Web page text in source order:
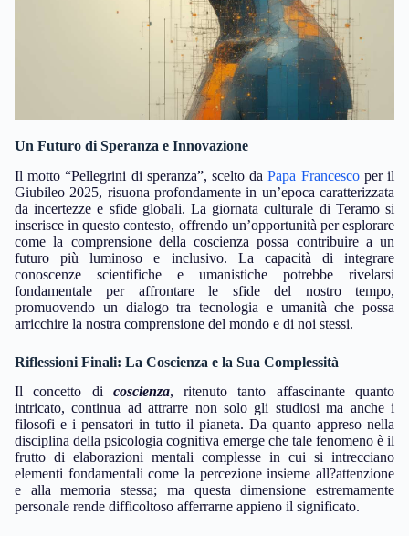
Un Futuro di Speranza e Innovazione
Il motto “Pellegrini di speranza”, scelto daPapa Francescoper il
Giubileo 2025, risuona profondamente in un’epoca caratterizzata
da incertezze e sfide globali. La giornata culturale di Teramo si
inserisce in questo contesto, offrendo un’opportunità per esplorare
come la comprensione della coscienza possa contribuire a un
futuro più luminoso e inclusivo. La capacità di integrare
conoscenze scientifiche e umanistiche potrebbe rivelarsi
fondamentale per affrontare le sfide del nostro tempo,
promuovendo un dialogo tra tecnologia e umanità che possa
arricchire la nostra comprensione del mondo e di noi stessi.
Riflessioni Finali: La Coscienza e la Sua Complessità
Il concetto di coscienza, ritenuto tanto affascinante quanto
intricato, continua ad attrarre non solo gli studiosi ma anche i
filosofi e i pensatori in tutto il pianeta. Da quanto appreso nella
disciplina della psicologia cognitiva emerge che tale fenomeno è il
frutto di elaborazioni mentali complesse in cui si intrecciano
elementi fondamentali come la percezione insieme all?attenzione
e alla memoria stessa; ma questa dimensione estremamente
personale rende difficoltoso afferrarne appieno il significato.